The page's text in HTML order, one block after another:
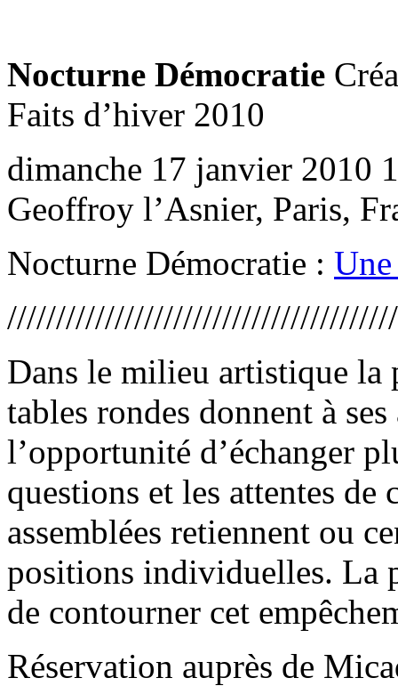
Nocturne Démocratie
Faits d’hiver 2010
dimanche 17 janvier 2010
Geoffroy l’Asnier, Paris,
Nocturne Démocratie :
Dans le milieu artistique la
tables rondes donnent à
l’opportunité d’échanger
questions et les attentes de
assemblées retiennent ou
positions individuelles. La
de contourner cet
Réservation auprès de